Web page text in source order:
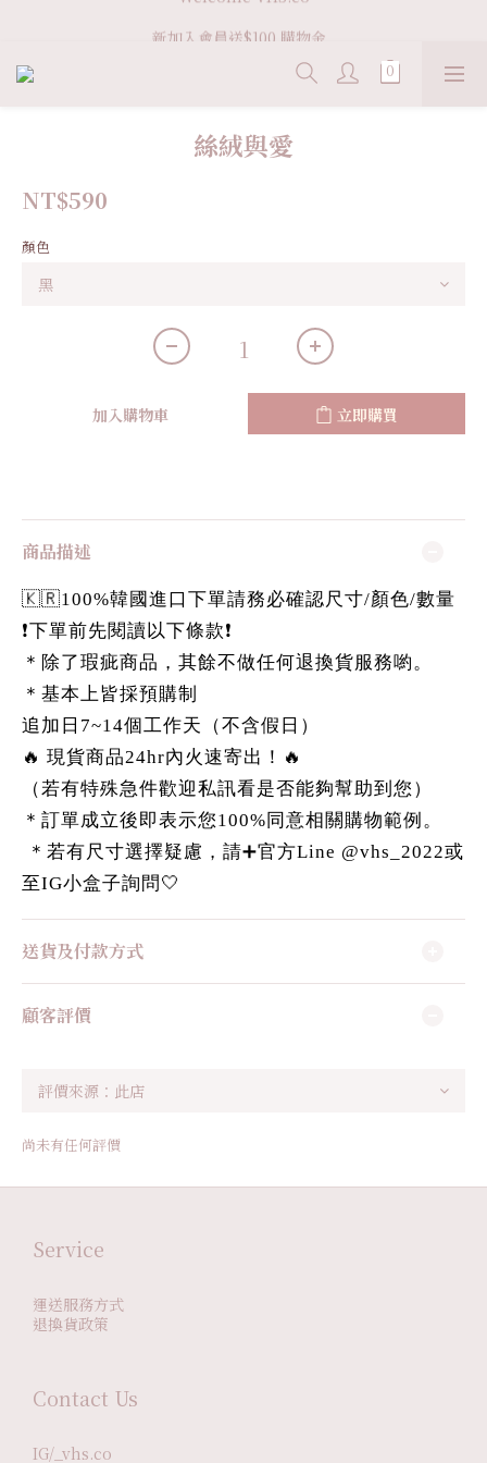
新加入會員送$100 購物金
絲絨與愛
NT$590
顏色
加入購物車 立即購買
商品描述
🇰🇷100%韓國進口下單請務必確認尺寸/顏色/數量
❗️下單前先閱讀以下條款❗️
＊除了瑕疵商品，其餘不做任何退換貨服務喲。
＊基本上皆採預購制
追加日7~14個工作天（不含假日）
🔥 現貨商品24hr內火速寄出！🔥
（若有特殊急件歡迎私訊看是否能夠幫助到您）
＊訂單成立後即表示您100%同意相關購物範例。
＊若有尺寸選擇疑慮，請➕官方Line @vhs_2022或
至IG小盒子詢問🤍
送貨及付款方式
顧客評價
尚未有任何評價
Service
運送服務方式
退換貨政策
Contact Us
IG/_vhs.co